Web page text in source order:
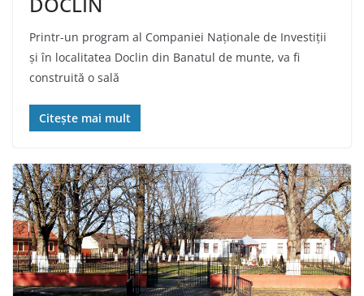
Printr-un program al Companiei Naționale de Investiții
şi în localitatea Doclin din Banatul de munte, va fi
construită o sală
Citește mai mult